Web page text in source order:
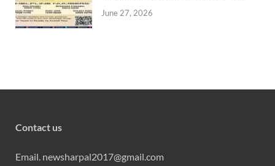
June 27, 2026
Contact us
Email. newsharpal2017@gmail.com